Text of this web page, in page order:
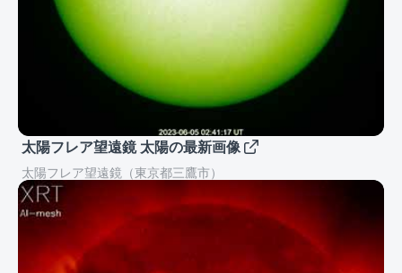
太陽フレア望遠鏡 太陽の最新画像
太陽フレア望遠鏡（東京都三鷹市）